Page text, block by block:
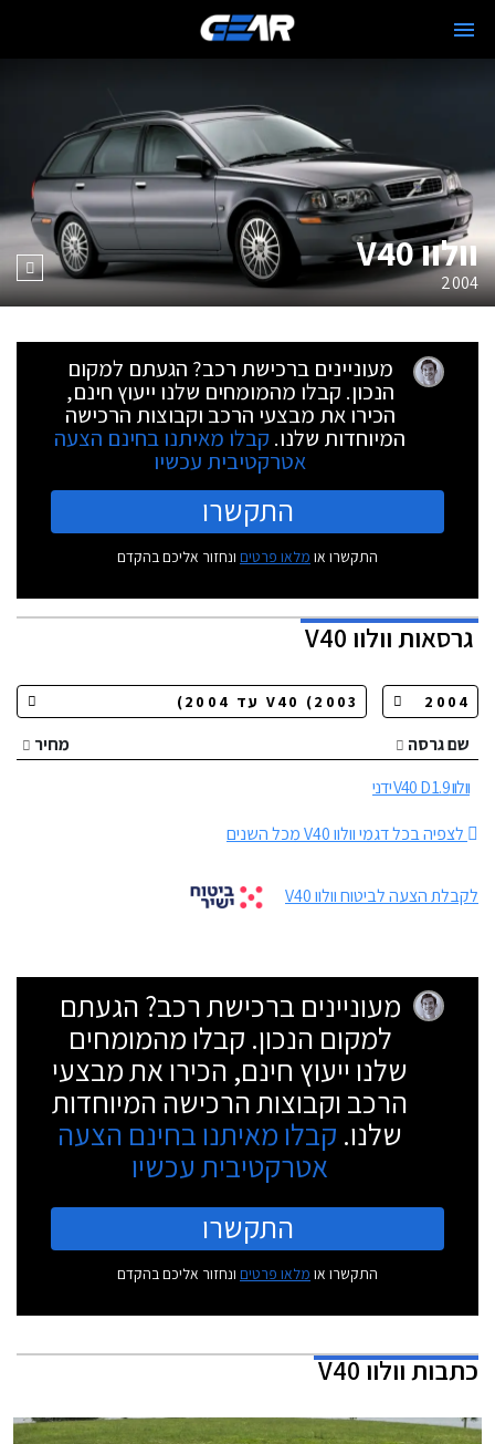
וולוו V40
2004
מעוניינים ברכישת רכב? הגעתם למקום
הנכון. קבלו מהמומחים שלנו ייעוץ חינם,
הכירו את מבצעי הרכב וקבוצות הרכישה
המיוחדות שלנו. קבלו מאיתנו בחינם הצעה
אטרקטיבית עכשיו
התקשרו
התקשרו או מלאו פרטים ונחזור אליכם בהקדם
גרסאותוולוו V40
שם גרסה
מחיר
וולוו V40 D 1.9 ידני
לצפיה בכל דגמי וולוו V40 מכל השנים
לקבלת הצעה לביטוח וולוו V40
מעוניינים ברכישת רכב? הגעתם
למקום הנכון. קבלו מהמומחים
שלנו ייעוץ חינם, הכירו את מבצעי
הרכב וקבוצות הרכישה המיוחדות
שלנו. קבלו מאיתנו בחינם הצעה
אטרקטיבית עכשיו
התקשרו
התקשרו או מלאו פרטים ונחזור אליכם בהקדם
כתבותוולוו V40